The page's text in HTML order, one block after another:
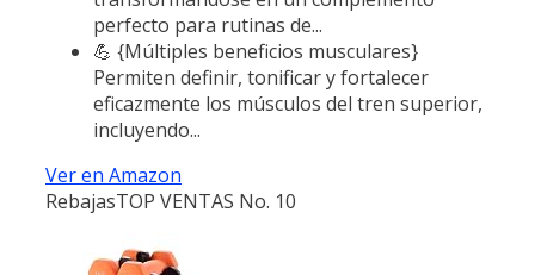
perfecto para rutinas de...
💪 {Múltiples beneficios musculares}
Permiten definir, tonificar y fortalecer
eficazmente los músculos del tren superior,
incluyendo...
Ver en Amazon
RebajasTOP VENTAS No. 10